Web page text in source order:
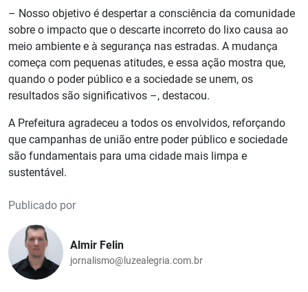
– Nosso objetivo é despertar a consciência da comunidade
sobre o impacto que o descarte incorreto do lixo causa ao
meio ambiente e à segurança nas estradas. A mudança
começa com pequenas atitudes, e essa ação mostra que,
quando o poder público e a sociedade se unem, os
resultados são significativos –, destacou.
A Prefeitura agradeceu a todos os envolvidos, reforçando
que campanhas de união entre poder público e sociedade
são fundamentais para uma cidade mais limpa e
sustentável.
Publicado por
Almir Felin
jornalismo@luzealegria.com.br